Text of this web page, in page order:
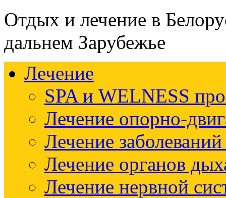
Отдых и лечение в
дальнем Зарубежье
Лечение
SPA и WELNESS
Лечение опорно-
Лечение
Лечение органов
Лечение нервной